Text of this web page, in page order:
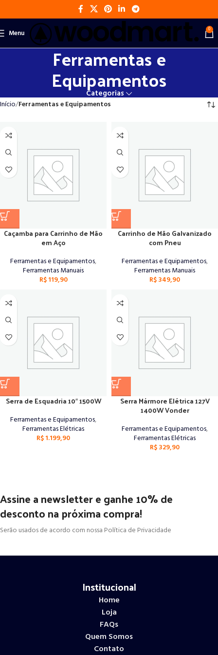
Menu 0
Ferramentas e
Equipamentos
Categorias
Início Ferramentas e Equipamentos
Caçamba para Carrinho de Mão
em Aço
Ferramentas e Equipamentos,
Ferramentas Manuais
R$119,90
Carrinho de Mão Galvanizado
com Pneu
Ferramentas e Equipamentos,
Ferramentas Manuais
R$349,90
Serra de Esquadria 10″ 1500W
Ferramentas e Equipamentos,
Ferramentas Elétricas
R$1.199,90
Serra Mármore Elétrica 127V
1400W Vonder
Ferramentas e Equipamentos,
Ferramentas Elétricas
R$329,90
Assine a newsletter e ganhe 10% de
desconto na próxima compra!
Serão usados de acordo com nossa Política de Privacidade
Institucional
Home
Loja
FAQs
Quem Somos
Contato